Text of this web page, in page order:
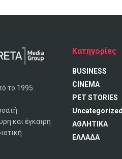
το 1995
και έγκαιρη
Κατηγορίες
BUSINESS
CINEMA
PET STORIES
Uncategorized
ΑΘΛΗΤΙΚΑ
ΕΛΛΑΔΑ